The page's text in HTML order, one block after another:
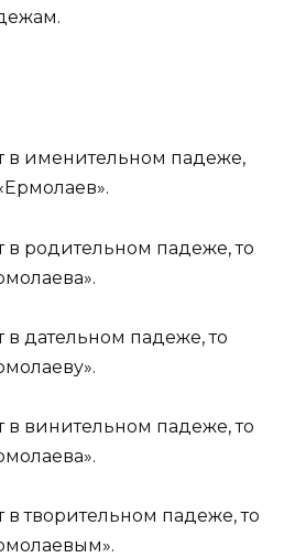
в именительном падеже,
в родительном падеже, то
дательном падеже, то
в винительном падеже, то
творительном падеже, то